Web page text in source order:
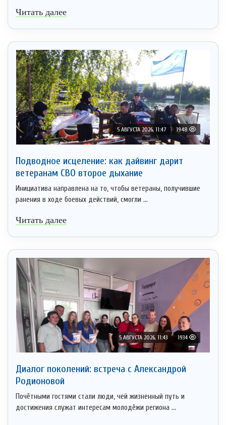
Читать далее
5 АВГУСТА 2026, 11:47 1948
Подводное исцеление: как дайвинг дарит
ветеранам СВО второе дыхание
Инициатива направлена на то, чтобы ветераны, получившие
ранения в ходе боевых действий, смогли ...
Читать далее
5 АВГУСТА 2026, 11:43 1934
Диалог поколений: встреча с Александрой
Родионовой
Почётными гостями стали люди, чей жизненный путь и
достижения служат интересам молодёжи региона ...